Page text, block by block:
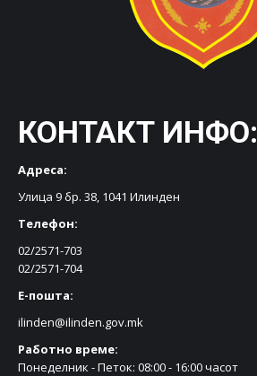
КОНТАКТ ИНФО:
Адреса:
Улица 9 бр. 38, 1041 Илинден
Телефон:
02/2571-703
02/2571-704
Е-пошта:
ilinden@ilinden.gov.mk
Работно време:
Понеделник - Петок: 08:00 - 16:00 часот